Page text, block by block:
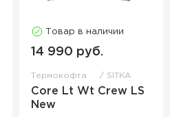
Товар в наличии
14 990 руб.
Термокофта SITKA
Core Lt Wt Crew LS
New